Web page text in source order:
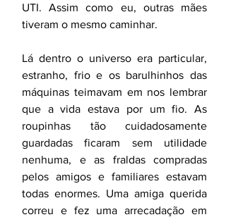
UTI. Assim como eu, outras mães
tiveram o mesmo caminhar.
Lá dentro o universo era particular,
estranho, frio e os barulhinhos das
máquinas teimavam em nos lembrar
que a vida estava por um fio. As
roupinhas tão cuidadosamente
guardadas ficaram sem utilidade
nenhuma, e as fraldas compradas
pelos amigos e familiares estavam
todas enormes. Uma amiga querida
correu e fez uma arrecadação em